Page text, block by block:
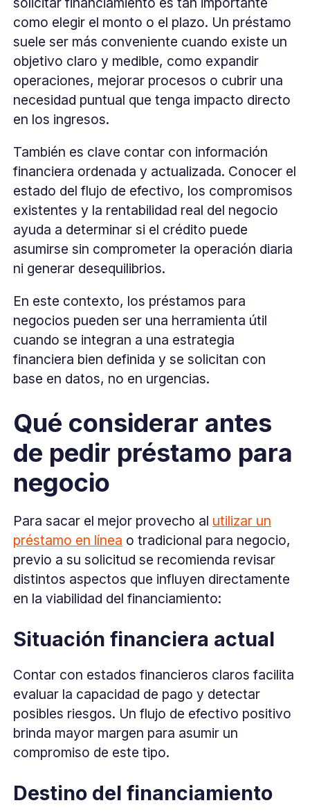
como elegir el monto o el plazo. Un préstamo
suele ser más conveniente cuando existe un
objetivo claro y medible, como expandir
operaciones, mejorar procesos o cubrir una
necesidad puntual que tenga impacto directo
en los ingresos.
También es clave contar con información
financiera ordenada y actualizada. Conocer el
estado del flujo de efectivo, los compromisos
existentes y la rentabilidad real del negocio
ayuda a determinar si el crédito puede
asumirse sin comprometer la operación diaria
ni generar desequilibrios.
En este contexto, los préstamos para
negocios pueden ser una herramienta útil
cuando se integran a una estrategia
financiera bien definida y se solicitan con
base en datos, no en urgencias.
Qué considerar antes
de pedir préstamo para
negocio
Para sacar el mejor provecho al utilizar un
préstamo en línea o tradicional para negocio,
previo a su solicitud se recomienda revisar
distintos aspectos que influyen directamente
en la viabilidad del financiamiento:
Situación financiera actual
Contar con estados financieros claros facilita
evaluar la capacidad de pago y detectar
posibles riesgos. Un flujo de efectivo positivo
brinda mayor margen para asumir un
compromiso de este tipo.
Destino del financiamiento